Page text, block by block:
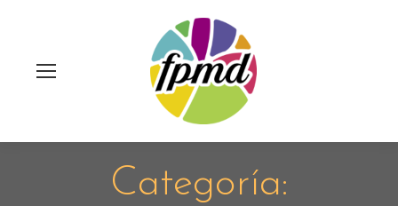
Categoría: